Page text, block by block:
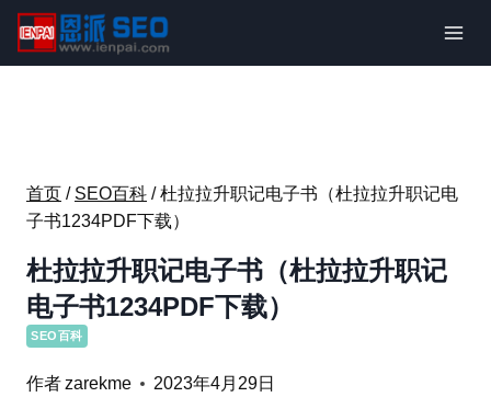
内
首页 / SEO百科 / 杜拉拉升职记电子书（杜拉拉升职记电
子书1234PDF下载）
杜拉拉升职记电子书（杜拉拉升职记
电子书1234PDF下载）
SEO百科
作者zarekme 2023年4月29日